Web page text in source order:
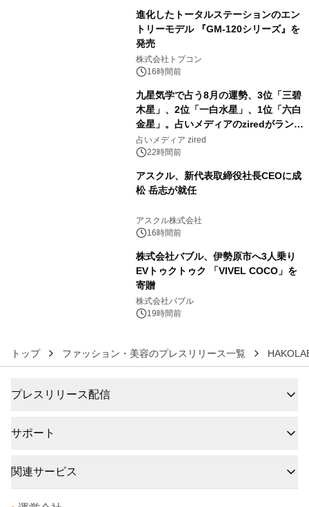
進化したトータルステーションのエン
トリーモデル 『GM-120シリーズ』を
発売
株式会社トプコン
16時間前
九星気学で占う8月の運勢、3位「三碧
木星」、2位「一白水星」、1位「六白
金星」。占いメディアのziredがランキ
ングを発表
占いメディア zired
22時間前
アスクル、新代表取締役社長CEOに成
松 岳志が就任
アスクル株式会社
16時間前
株式会社バブル、伊勢原市へ3人乗り
EVトゥクトゥク 「VIVEL COCO」を
寄贈
株式会社バブル
19時間前
トップ ファッション・美容のプレスリリース一覧
プレスリリース配信
サポート
関連サービス